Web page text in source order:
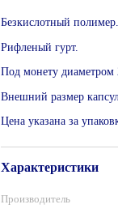
Безкислотный полимер.
Рифленый гурт.
Под монету
Внешний размер
Цена указана за
Характеристики
Производитель